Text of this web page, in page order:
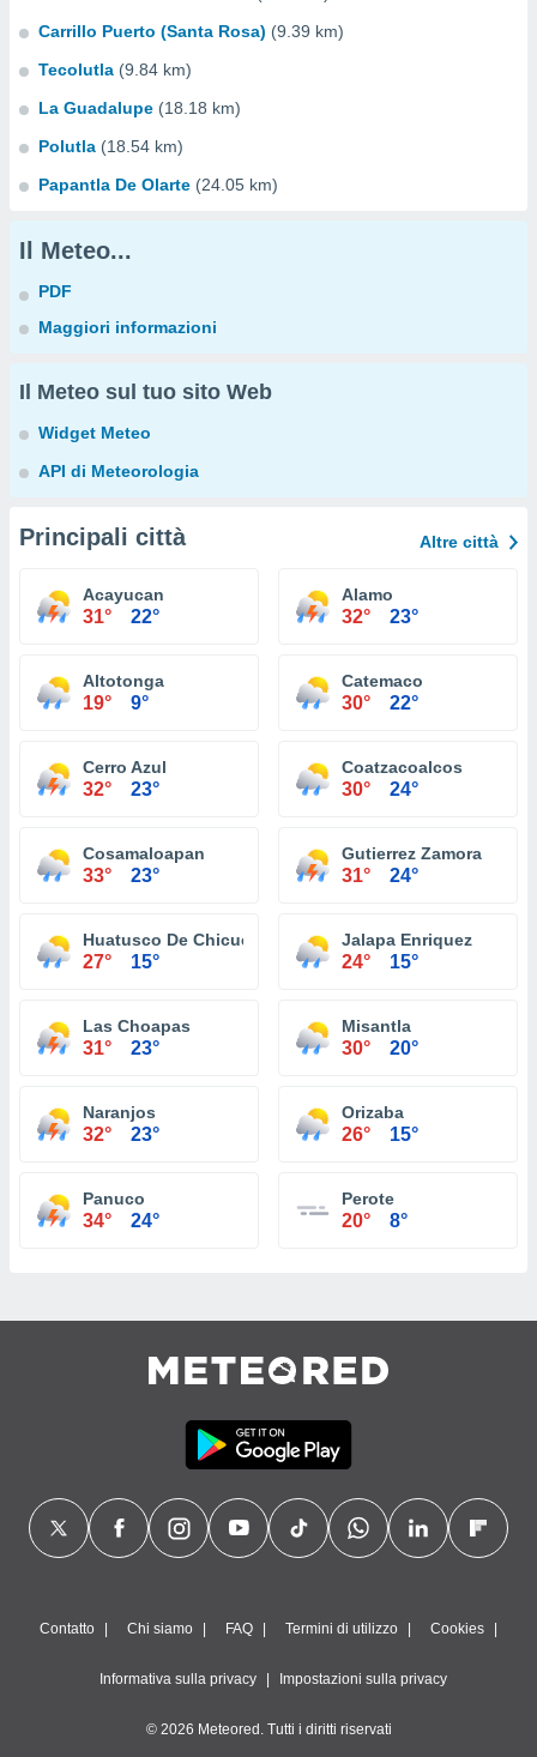
Carrillo Puerto (Santa Rosa) (9.39 km)
Tecolutla (9.84 km)
La Guadalupe (18.18 km)
Polutla (18.54 km)
Papantla De Olarte (24.05 km)
Il Meteo...
PDF
Maggiori informazioni
Il Meteo sul tuo sito Web
Widget Meteo
API di Meteorologia
Principali città Altre città
Acayucan
31° 22°
Alamo
32° 23°
Altotonga
19° 9°
Catemaco
30° 22°
Cerro Azul
32° 23°
Coatzacoalcos
30° 24°
Cosamaloapan
33° 23°
Gutierrez Zamora
31° 24°
Huatusco De Chicuellar
27° 15°
Jalapa Enriquez
24° 15°
Las Choapas
31° 23°
Misantla
30° 20°
Naranjos
32° 23°
Orizaba
26° 15°
Panuco
34° 24°
Perote
20° 8°
Contatto Chi siamo FAQ Termini di utilizzo Cookies
Informativa sulla privacy Impostazioni sulla privacy
© 2026 Meteored. Tutti i diritti riservati